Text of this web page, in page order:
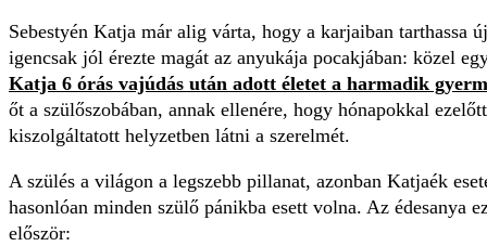
Sebestyén Katja már alig várta, hogy a karjaiban tarthassa
igencsak jól érezte magát az anyukája pocakjában: közel
Katja 6 órás vajúdás után adott életet a harmadik
őt a szülőszobában, annak ellenére, hogy hónapokkal
kiszolgáltatott helyzetben látni a szerelmét.
A szülés a világon a legszebb pillanat, azonban Katjaék
hasonlóan minden szülő pánikba esett volna. Az édesanya
először: